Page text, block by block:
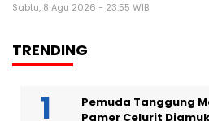
Sabtu, 8 Agu 2026 - 23:55 WIB
TRENDING
Pemuda Tanggung
Pamer Celurit